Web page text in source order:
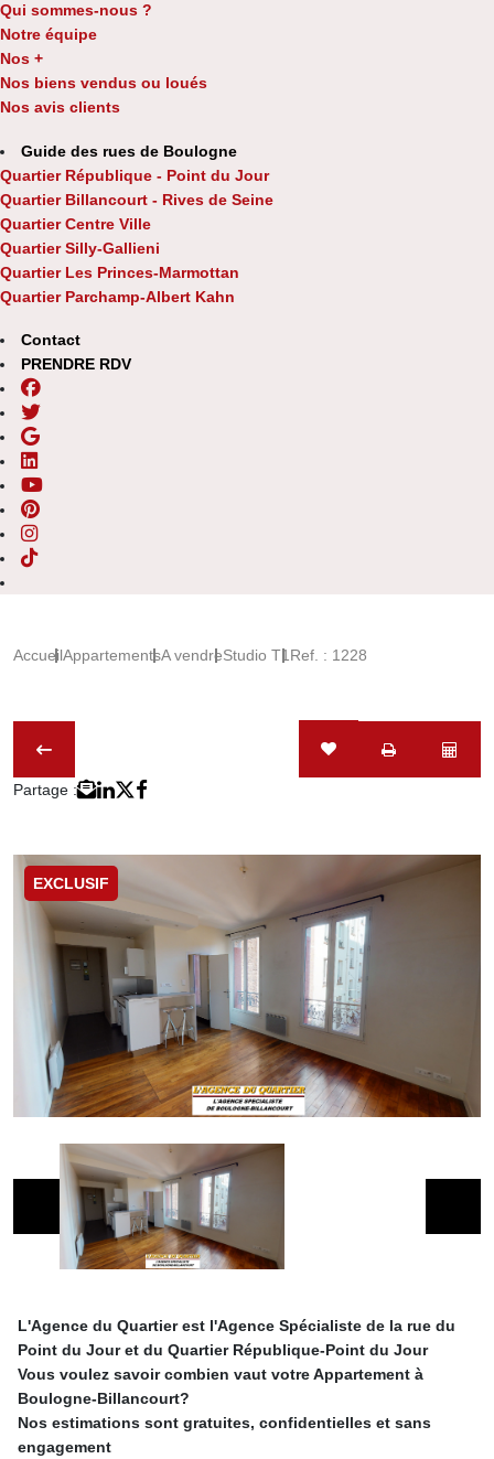
Qui sommes-nous ?
Notre équipe
Nos +
Nos biens vendus ou loués
Nos avis clients
Guide des rues de Boulogne
Quartier République - Point du Jour
Quartier Billancourt - Rives de Seine
Quartier Centre Ville
Quartier Silly-Gallieni
Quartier Les Princes-Marmottan
Quartier Parchamp-Albert Kahn
Contact
PRENDRE RDV
AccueilAppartementsA vendreStudio T1 Ref. : 1228
Partage :
EXCLUSIF
L'Agence du Quartier est l'Agence Spécialiste de la rue du
Point du Jour et du Quartier République-Point du Jour
Vous voulez savoir combien vaut votre Appartement à
Boulogne-Billancourt?
Nos estimations sont gratuites, confidentielles et sans
engagement